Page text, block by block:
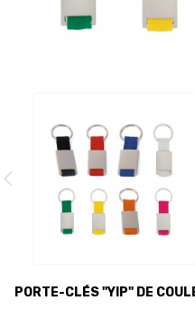
PORTE-CLÉS "YIP" DE